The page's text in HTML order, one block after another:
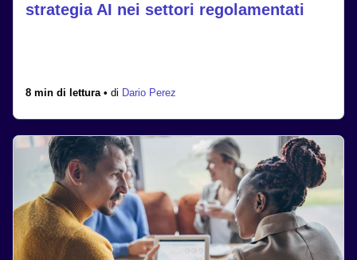
strategia AI nei settori regolamentati
8 min di lettura • di Dario Perez